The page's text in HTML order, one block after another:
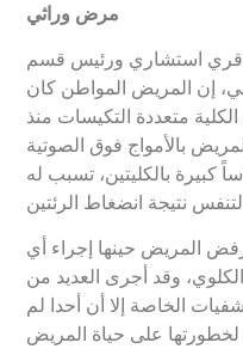
مرض وراثي
باقري استشاري ورئيس قسم
إن المريض المواطن كان
متعددة التكيسات منذ
بالأمواج فوق الصوتية
كبيرة بالكليتين، تسبب له
المريض حينها إجراء أي
وقد أجرى العديد من
الخاصة إلا أن أحدا لم